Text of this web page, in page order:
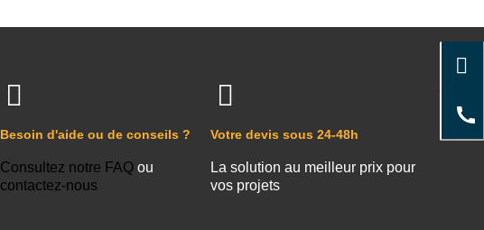
Besoin d'aide ou de conseils ?
Consultez notre FAQou
contactez-nous
Votre devis sous 24-48h
La solution au meilleur prix pour
vos projets